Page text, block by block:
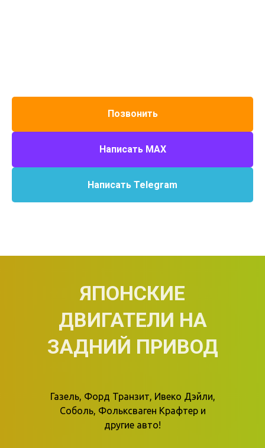
Позвонить
Написать MAX
Написать Telegram
ЯПОНСКИЕ
ДВИГАТЕЛИ НА
ЗАДНИЙ ПРИВОД
Газель, Форд Транзит, Ивеко Дэйли,
Соболь, Фольксваген Крафтер и
другие авто!